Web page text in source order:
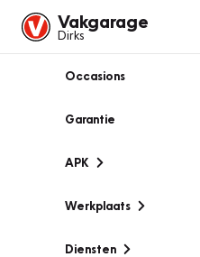
Vakgarage
Dirks
Occasions
Garantie
APK
Werkplaats
Diensten